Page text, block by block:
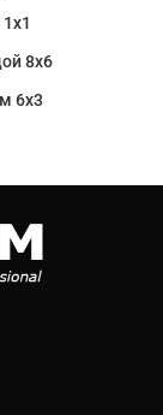
8х6
6х3